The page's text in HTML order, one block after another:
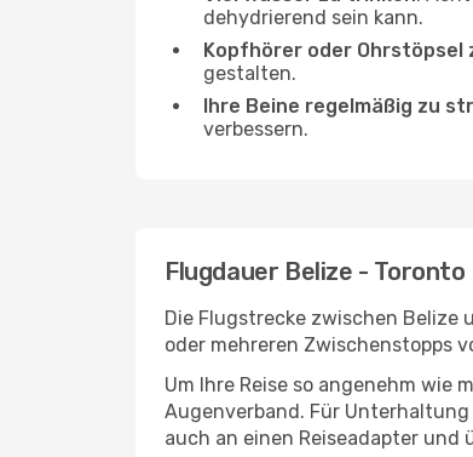
dehydrierend sein kann.
Kopfhörer oder Ohrstöpsel
gestalten.
Ihre Beine regelmäßig zu
verbessern.
Flugdauer Belize - Toronto
Die Flugstrecke zwischen Belize
oder mehreren Zwischenstopps
Um Ihre Reise so angenehm wie
Augenverband. Für
auch an einen Reiseadapter und